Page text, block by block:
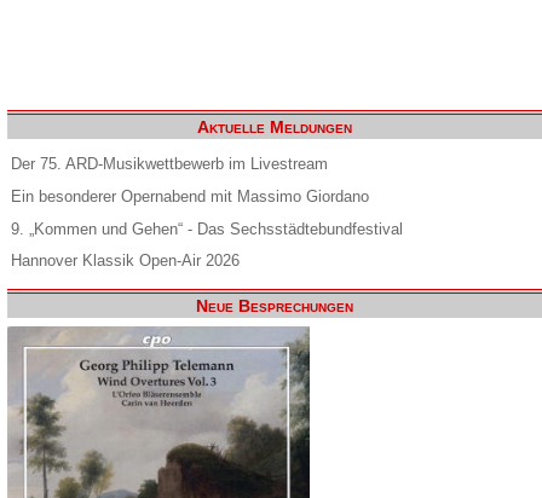
Aktuelle Meldungen
Der 75. ARD-Musikwettbewerb im Livestream
Ein besonderer Opernabend mit Massimo Giordano
9. „Kommen und Gehen“ - Das Sechsstädtebundfestival
Hannover Klassik Open-Air 2026
Neue Besprechungen